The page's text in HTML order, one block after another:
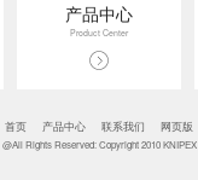
产品中心
Product Center
首页 产品中心 联系我们 网页版
@All Rights Reserved: Copyright 2010 KNIPEX